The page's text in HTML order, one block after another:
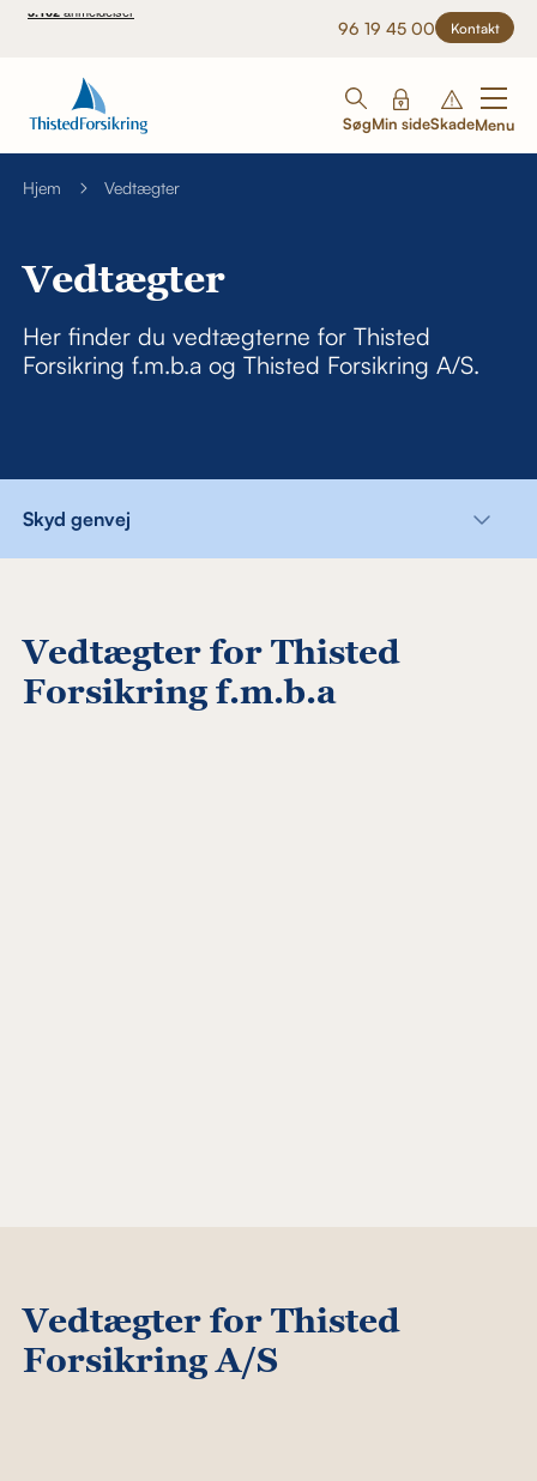
96 19 45 00 Kontakt
SøgMin sideSkadeMenu
Hjem Vedtægter
Vedtægter
Her finder du vedtægterne for Thisted
Forsikring f.m.b.a og Thisted Forsikring A/S.
Vedtægter for Thisted
Forsikring f.m.b.a
Vedtægter for Thisted
Forsikring A/S